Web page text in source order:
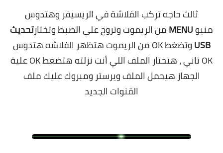
ثالث حاجه تركب الفلاشة في الريسيفر وهتدوس
منيوMENUمن الريموت وتروح علي الضبط وتختارتحديث
USB
وتضغط OK من الريموت هتظهر الفلاشه هتدوس
OK تاني ، هتختار الملف اللي أنت نزلته هتضغط OK علية
الجهاز هيحمل الملف ويرستر ومبروك عليك ملف
القنوات الجديد